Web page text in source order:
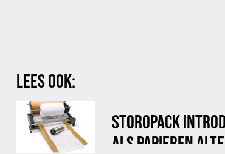
LEES OOK:
STOROPACK
ALS PAPIEREN